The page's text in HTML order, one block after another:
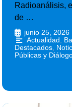
Radioanálisis,
de …
junio 25, 2026
Actualidad
Destacados
Públicas y